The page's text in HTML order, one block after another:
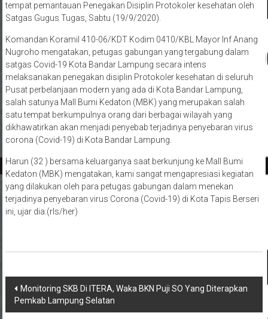
tempat pemantauan Penegakan Disiplin Protokoler kesehatan oleh
Satgas Gugus Tugas, Sabtu (19/9/2020).
Komandan Koramil 410-06/KDT Kodim 0410/KBL Mayor Inf Anang
Nugroho mengatakan, petugas gabungan yang tergabung dalam
satgas Covid-19 Kota Bandar Lampung secara intens
melaksanakan penegakan disiplin Protokoler kesehatan di seluruh
Pusat perbelanjaan modern yang ada di Kota Bandar Lampung,
salah satunya Mall Bumi Kedaton (MBK) yang merupakan salah
satu tempat berkumpulnya orang dari berbagai wilayah yang
dikhawatirkan akan menjadi penyebab terjadinya penyebaran virus
corona (Covid-19) di Kota Bandar Lampung.
Harun (32 ) bersama keluarganya saat berkunjung ke Mall Bumi
Kedaton (MBK) mengatakan, kami sangat mengapresiasi kegiatan
yang dilakukan oleh para petugas gabungan dalam menekan
terjadinya penyebaran virus Corona (Covid-19) di Kota Tapis Berseri
ini, ujar dia.(rls/her)
Navigasi
pos
Monitoring SKB Di ITERA, Waka BKN Puji SO Yang Diterapkan
Pemkab Lampung Selatan